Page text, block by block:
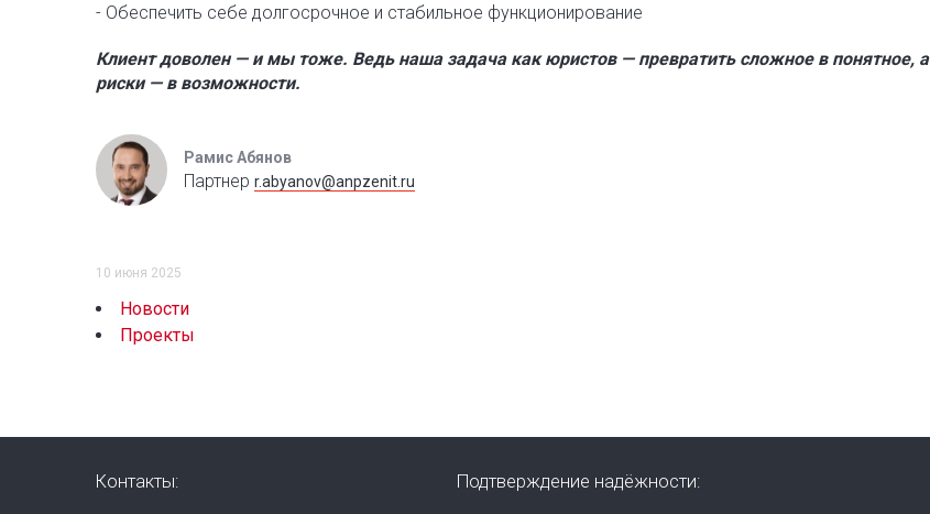
- Обеспечить себе долгосрочное и стабильное функционирование
Клиент доволен — и мы тоже. Ведь наша задача как юристов — превратить сложное в понятное, а
риски — в возможности.
Рамис Абянов
Партнер r.abyanov@anpzenit.ru
10 июня 2025
Новости
Проекты
Контакты: Подтверждение надёжности: